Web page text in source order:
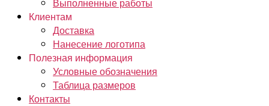
Клиентам
Доставка
Нанесение логотипа
Полезная информация
Условные обозначения
Таблица размеров
Контакты